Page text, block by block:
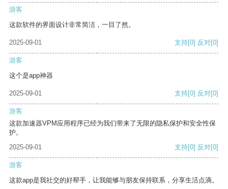
游客
这款软件的界面设计非常简洁，一目了然。
2025-09-01 支持[0] 反对[0]
游客
这个是app神器
2025-09-01 支持[0] 反对[0]
游客
这款加速器VPM应用程序已经为我们带来了无限的隐私保护和安全性保
护。
2025-09-01
支持[0] 反对[0]
游客
这款app是我社交的好帮手，让我能够与朋友保持联系，分享生活点滴。